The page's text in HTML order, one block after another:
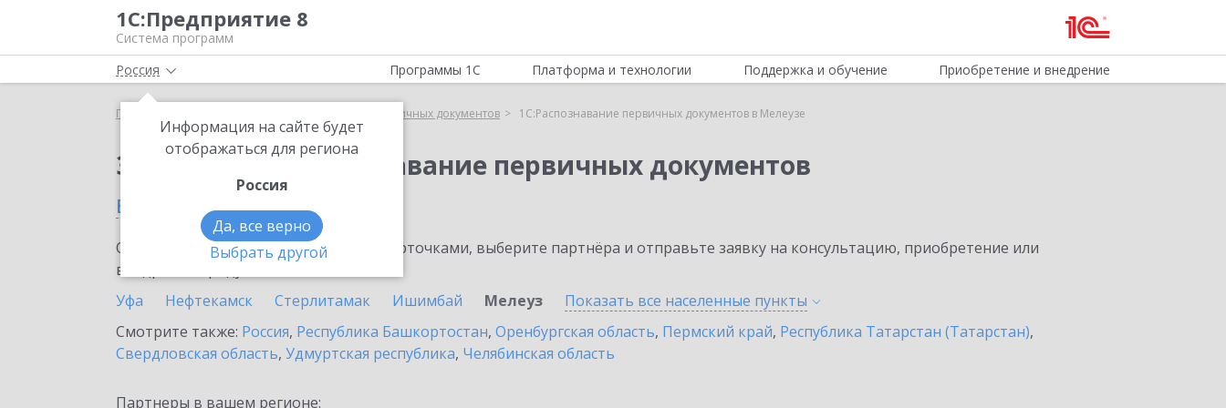
1С:Предприятие 8
Система программ
Россия
Информация на сайте будет
отображаться для региона
Россия
Да, все верно
Выбрать другой
Программы 1С Платформа и технологии Поддержка и обучение Приобретение и внедрение
Главная 1С:Распознавание первичных документов 1С:Распознавание первичных документов в Мелеузе
Заказать 1С:Распознавание первичных документов
в Мелеузе
Ознакомьтесь с информационными карточками, выберите партнёра и отправьте заявку на консультацию, приобретение или
внедрение продукта.
Уфа
Нефтекамск Стерлитамак Ишимбай Мелеуз Показать все населенные пункты
Смотрите также: Россия, Республика Башкортостан, Оренбургская область, Пермский край, Республика Татарстан (Татарстан),
Свердловская область, Удмуртская республика, Челябинская область
Партнеры в вашем регионе: